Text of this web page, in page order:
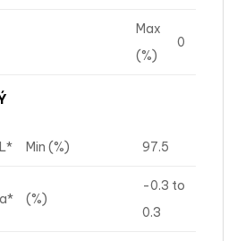
Max
(%)
0
L* Min (%) 97.5
a* (%)
-0.3 to
0.3